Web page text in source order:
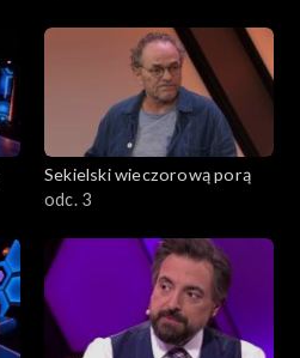
Sekielski wieczorową porą
odc. 3